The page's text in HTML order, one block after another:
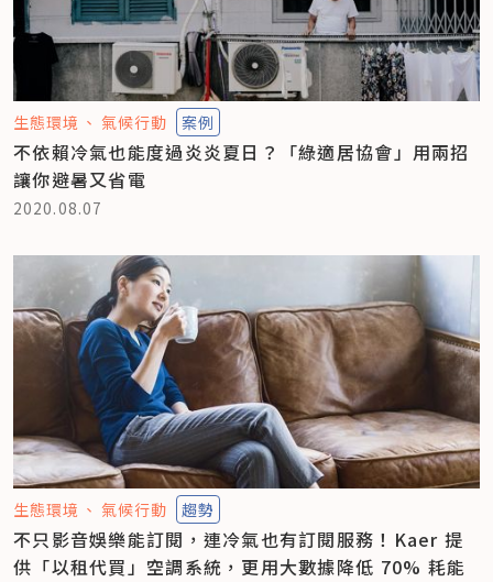
生態環境 氣候行動 案例
不依賴冷氣也能度過炎炎夏日？「綠適居協會」用兩招
讓你避暑又省電
2020.08.07
生態環境 氣候行動 趨勢
不只影音娛樂能訂閱，連冷氣也有訂閱服務！Kaer 提
供「以租代買」空調系統，更用大數據降低 70% 耗能